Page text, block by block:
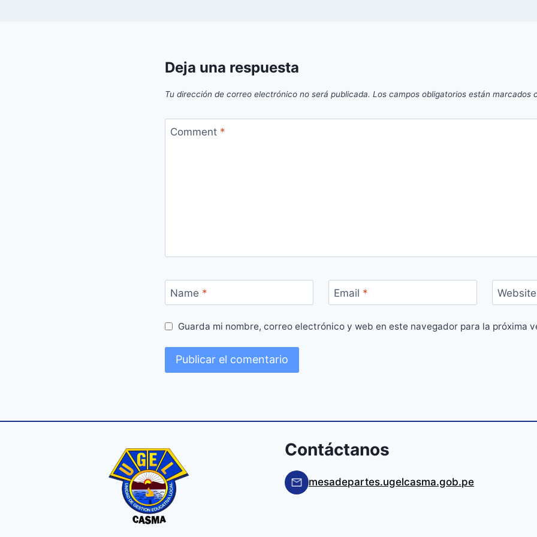
Deja una respuesta
Tu dirección de correo electrónico no será publicada. Los campos obligatorios están marcados
Comment *
Name * Email * Website
Guarda mi nombre, correo electrónico y web en este navegador para la próxima
Contáctanos
mesadepartes.ugelcasma.gob.pe